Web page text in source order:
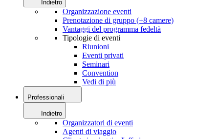
Indietro
Organizzazione eventi
Prenotazione di gruppo (+8 camere)
Vantaggi del programma fedeltà
Tipologie di eventi
Riunioni
Eventi privati
Seminari
Convention
Vedi di più
Professionali
Indietro
Organizzatori di eventi
Agenti di viaggio